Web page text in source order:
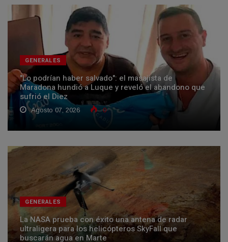
GENERALES
"Lo podrían haber salvado": el masajista de
Maradona hundió a Luque y reveló el abandono que
sufrió el Diez
Agosto 07, 2026 0
GENERALES
La NASA prueba con éxito una antena de radar
ultraligera para los helicópteros SkyFall que
buscarán agua en Marte